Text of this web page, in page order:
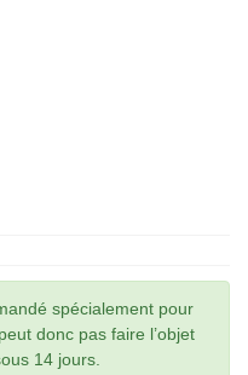
spécialement pour
donc pas faire l’objet
14 jours.